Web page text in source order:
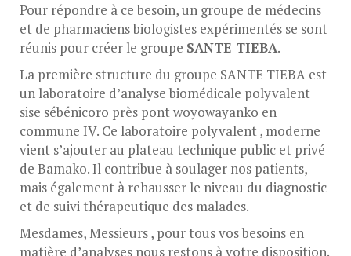
Pour répondre à ce besoin, un groupe de médecins
et de pharmaciens biologistes expérimentés se sont
réunis pour créer le groupe SANTE TIEBA.
La première structure du groupe SANTE TIEBA est
un laboratoire d’analyse biomédicale polyvalent
sise sébénicoro près pont woyowayanko en
commune IV. Ce laboratoire polyvalent , moderne
vient s’ajouter au plateau technique public et privé
de Bamako. Il contribue à soulager nos patients,
mais également à rehausser le niveau du diagnostic
et de suivi thérapeutique des malades.
Mesdames, Messieurs , pour tous vos besoins en
matière d’analyses nous restons à votre disposition.